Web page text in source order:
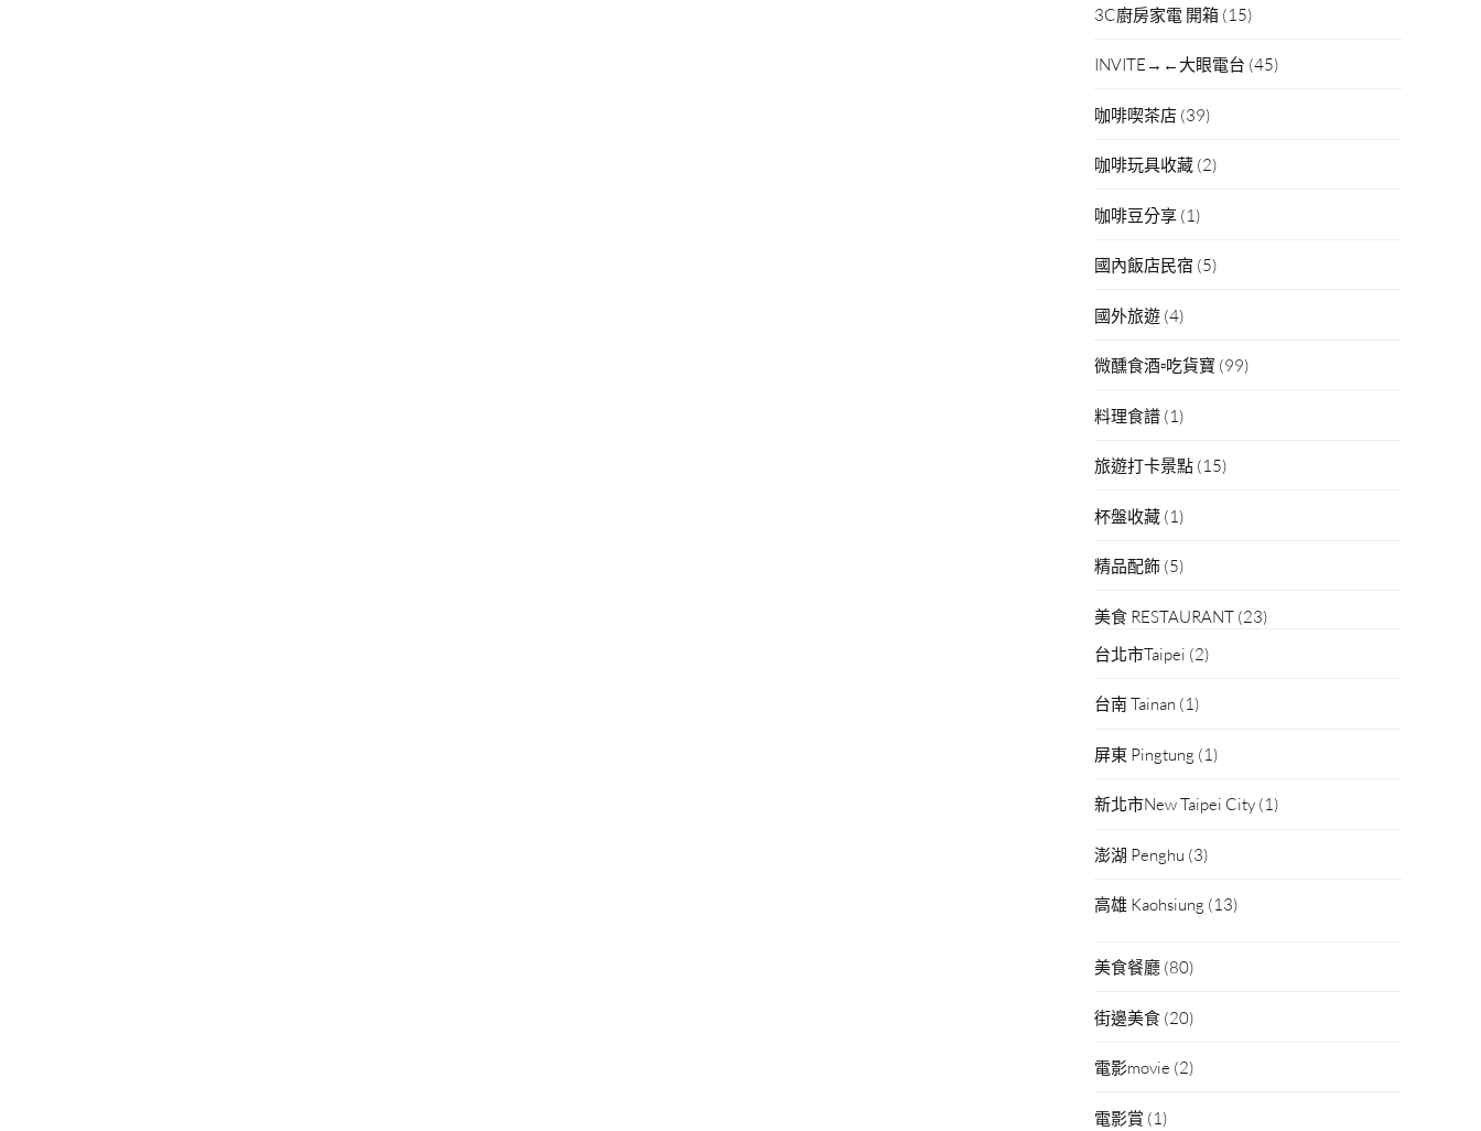
3C廚房家電 開箱 (15)
INVITE→←大眼電台 (45)
咖啡喫茶店 (39)
咖啡玩具收藏 (2)
咖啡豆分享 (1)
國內飯店民宿 (5)
國外旅遊 (4)
微醺食酒▫吃貨寶 (99)
料理食譜 (1)
旅遊打卡景點 (15)
杯盤收藏 (1)
精品配飾 (5)
美食 RESTAURANT (23)
台北市Taipei (2)
台南 Tainan (1)
屏東 Pingtung (1)
新北市New Taipei City (1)
澎湖 Penghu (3)
高雄 Kaohsiung (13)
美食餐廳 (80)
街邊美食 (20)
電影movie (2)
電影賞 (1)